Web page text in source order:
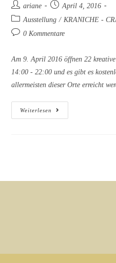
Beitrags-
Autor:
ariane
Beitrag
veröffentlicht:
April 4, 2016
Beitrags-
Kategorie:
Ausstellung / KRANICHE -
Beitrags-
0 Kommentare
Am 9. April 2016 öffnen 22
14:00 - 22:00 und es gibt es
allermeisten dieser Orte erreicht
Weiterlesen
PLANET
HAGEN